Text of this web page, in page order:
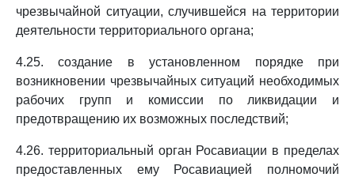
чрезвычайной ситуации, случившейся на территории
деятельности территориального органа;
4.25. создание в установленном порядке при
возникновении чрезвычайных ситуаций необходимых
рабочих групп и комиссии по ликвидации и
предотвращению их возможных последствий;
4.26. территориальный орган Росавиации в пределах
предоставленных ему Росавиацией полномочий